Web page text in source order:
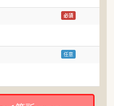
必須
任意